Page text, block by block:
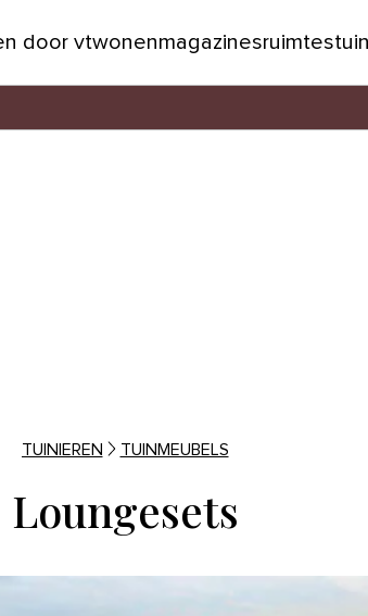
door vtwonenmagazinesruimtes
TUINIEREN TUINMEUBELS
Loungesets